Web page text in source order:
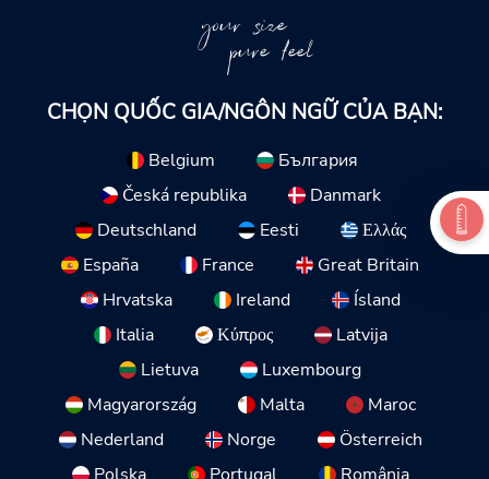
your size
pure feel
CHỌN QUỐC GIA/NGÔN NGỮ CỦA BẠN:
Belgium
България
Česká republika
Danmark
Deutschland
Eesti
Ελλάς
España
France
Great Britain
Hrvatska
Ireland
Ísland
Italia
Κύπρος
Latvija
Lietuva
Luxembourg
Magyarország
Malta
Maroc
Nederland
Norge
Österreich